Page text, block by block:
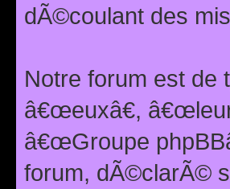
dÃ©coulant des
Notre forum est de
â€œeuxâ€,
â€œGroupe
forum, dÃ©clarÃ©